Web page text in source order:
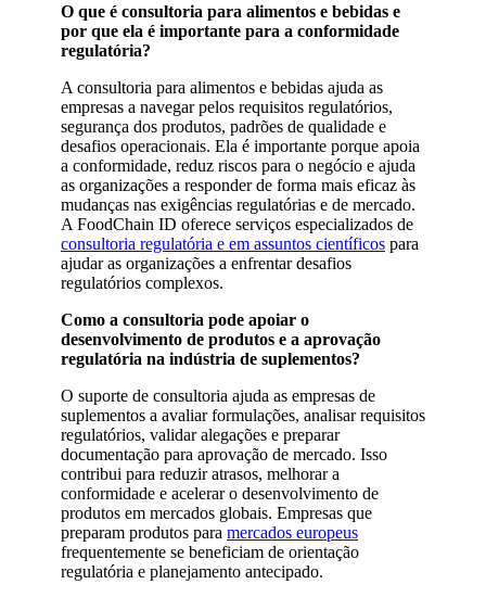
O que é consultoria para alimentos e bebidas e
por que ela é importante para a conformidade
regulatória?
A consultoria para alimentos e bebidas ajuda as
empresas a navegar pelos requisitos regulatórios,
segurança dos produtos, padrões de qualidade e
desafios operacionais. Ela é importante porque apoia
a conformidade, reduz riscos para o negócio e ajuda
as organizações a responder de forma mais eficaz às
mudanças nas exigências regulatórias e de mercado.
A FoodChain ID oferece serviços especializados de
consultoria regulatória e em assuntos científicos para
ajudar as organizações a enfrentar desafios
regulatórios complexos.
Como a consultoria pode apoiar o
desenvolvimento de produtos e a aprovação
regulatória na indústria de suplementos?
O suporte de consultoria ajuda as empresas de
suplementos a avaliar formulações, analisar requisitos
regulatórios, validar alegações e preparar
documentação para aprovação de mercado. Isso
contribui para reduzir atrasos, melhorar a
conformidade e acelerar o desenvolvimento de
produtos em mercados globais. Empresas que
preparam produtos para mercados europeus
frequentemente se beneficiam de orientação
regulatória e planejamento antecipado.